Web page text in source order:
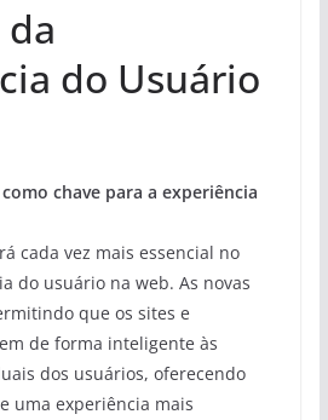
do Usuário
chave para a experiência
cada vez mais essencial no
do usuário na web. As novas
que os sites e
de forma inteligente às
dos usuários, oferecendo
uma experiência mais